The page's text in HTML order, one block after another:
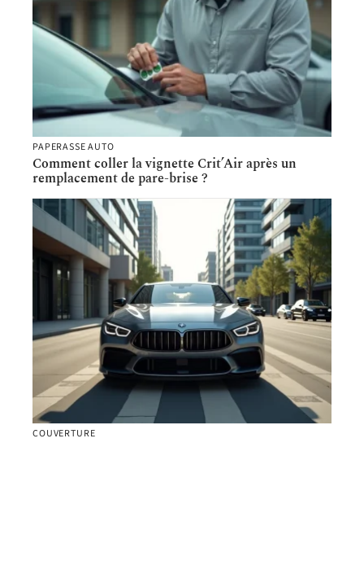
PAPERASSE AUTO
Comment coller la vignette Crit’Air après un
remplacement de pare-brise ?
COUVERTURE